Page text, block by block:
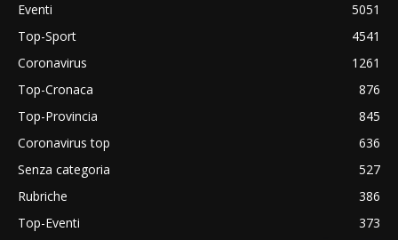
Eventi
5051
Top-Sport
4541
Coronavirus
1261
Top-Cronaca
876
Top-Provincia
845
Coronavirus top
636
Senza categoria
527
Rubriche
386
Top-Eventi
373